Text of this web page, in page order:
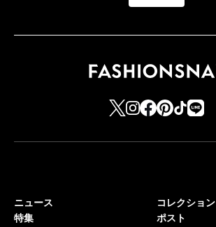
ニュース
特集
コレクション
ポスト